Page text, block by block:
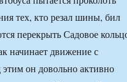
тех, кто резал шины, бил
перекрыть Садовое
начинает движение с
он довольно активно